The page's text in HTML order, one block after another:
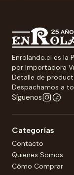
Enrolando.cl es la
por Importadora
Detalle de
Despachamos a
Síguenos
Categorías
Contacto
Quienes Somos
Cómo Comprar